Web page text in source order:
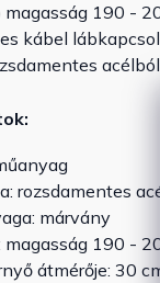
190 -
kábel
rozsdamentes acél
márvány
190 -
átmérője: 30 cm